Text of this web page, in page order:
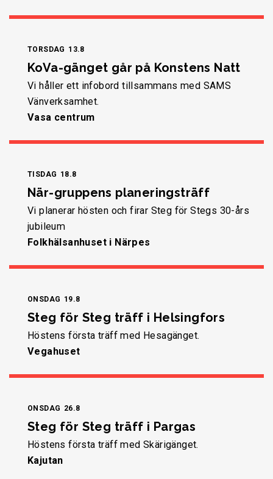
TORSDAG 13.8
KoVa-gänget går på Konstens Natt
Vi håller ett infobord tillsammans med SAMS
Vänverksamhet.
Vasa centrum
TISDAG 18.8
När-gruppens planeringsträff
Vi planerar hösten och firar Steg för Stegs 30-års
jubileum
Folkhälsanhuset i Närpes
ONSDAG 19.8
Steg för Steg träff i Helsingfors
Höstens första träff med Hesagänget.
Vegahuset
ONSDAG 26.8
Steg för Steg träff i Pargas
Höstens första träff med Skärigänget.
Kajutan